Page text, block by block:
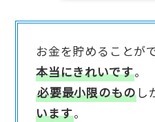
お金を貯めることが
本当にきれいです。
必要最小限のもの し
います。